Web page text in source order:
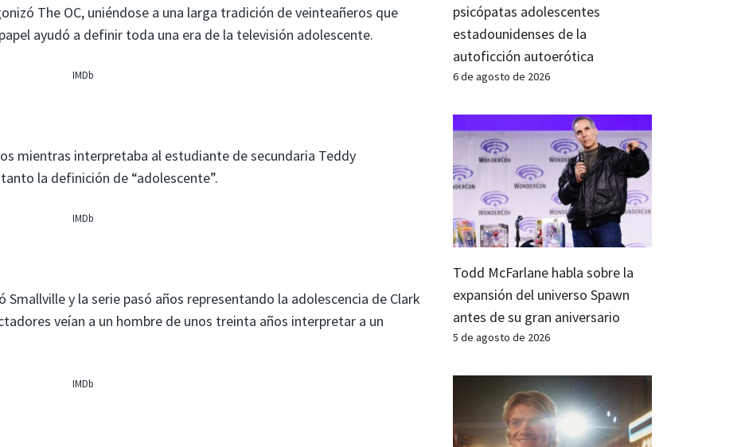
The OC, uniéndose a una larga tradición de veinteañeros que
ayudó a definir toda una era de la televisión adolescente.
IMDb
mientras interpretaba al estudiante de secundaria Teddy
la definición de “adolescente”.
IMDb
y la serie pasó años representando la adolescencia de Clark
veían a un hombre de unos treinta años interpretar a un
IMDb
psicópatas adolescentes
estadounidenses de la
autoficción autoerótica
6 de agosto de 2026
Todd McFarlane habla sobre la
expansión del universo Spawn
antes de su gran aniversario
5 de agosto de 2026